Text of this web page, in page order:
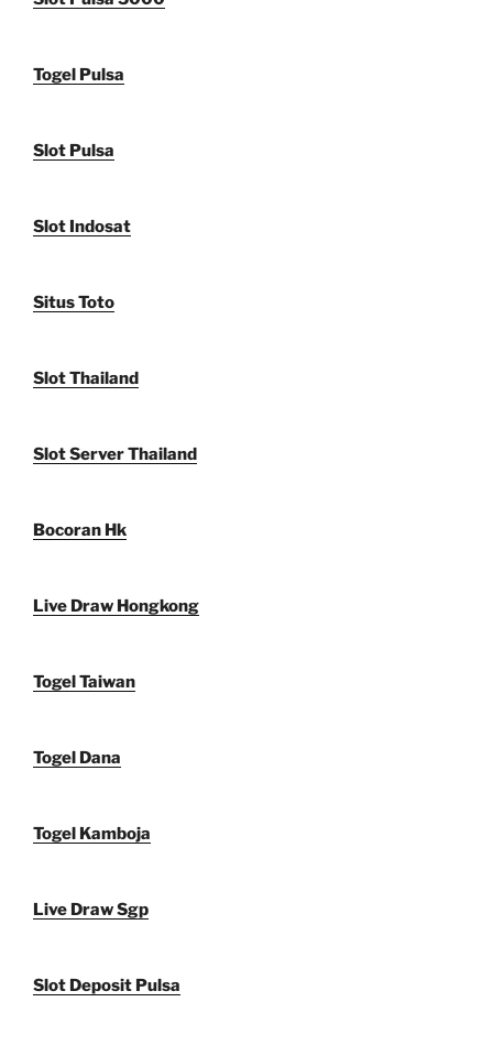
Togel Pulsa
Slot Pulsa
Slot Indosat
Situs Toto
Slot Thailand
Slot Server Thailand
Bocoran Hk
Live Draw Hongkong
Togel Taiwan
Togel Dana
Togel Kamboja
Live Draw Sgp
Slot Deposit Pulsa